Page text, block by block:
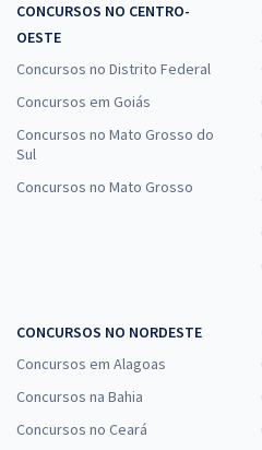
CONCURSOS NO CENTRO-
OESTE
Concursos no Distrito Federal
Concursos em Goiás
Concursos no Mato Grosso do
Sul
Concursos no Mato Grosso
CONCURSOS NO NORDESTE
Concursos em Alagoas
Concursos na Bahia
Concursos no Ceará